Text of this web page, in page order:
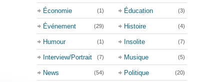
Économie (1) Éducation (3)
Événement (29) Histoire (4)
Humour (1) Insolite (7)
Interview/Portrait (7) Musique (5)
News (54) Politique (20)